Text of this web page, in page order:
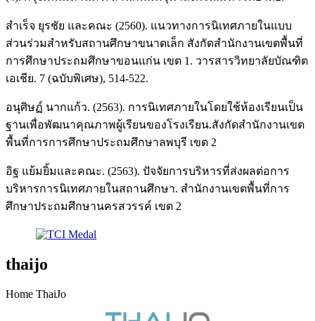
สำเร็จ ยุรชัย และคณะ (2560). แนวทางการนิเทศภายในแบบ
ส่วนร่วมสำหรับสถานศึกษาขนาดเล็ก สังกัดสำนักงานเขตพื้นที่
การศึกษาประถมศึกษาขอนแก่น เขต 1. วารสารวิทยาลัยบัณฑิต
เอเชีย. 7 (ฉบับพิเศษ), 514-522.
อนุศิษฏ์ นากแก้ว. (2563). การนิเทศภายในโดยใช้ห้องเรียนเป็น
ฐานเพื่อพัฒนาคุณภาพผู้เรียนของโรงเรียน.สังกัดสำนักงานเขต
พื้นที่การการศึกษาประถมศึกษาลพบุรี เขต 2
อิฐ แย้มยิ้มและคณะ. (2563). ปัจจัยการบริหารที่ส่งผลต่อการ
บริหารการนิเทศภายในสถานศึกษา. สำนักงานเขตพื้นที่การ
ศึกษาประถมศึกษานครสวรรค์ เขต 2
thaijo
Home ThaiJo